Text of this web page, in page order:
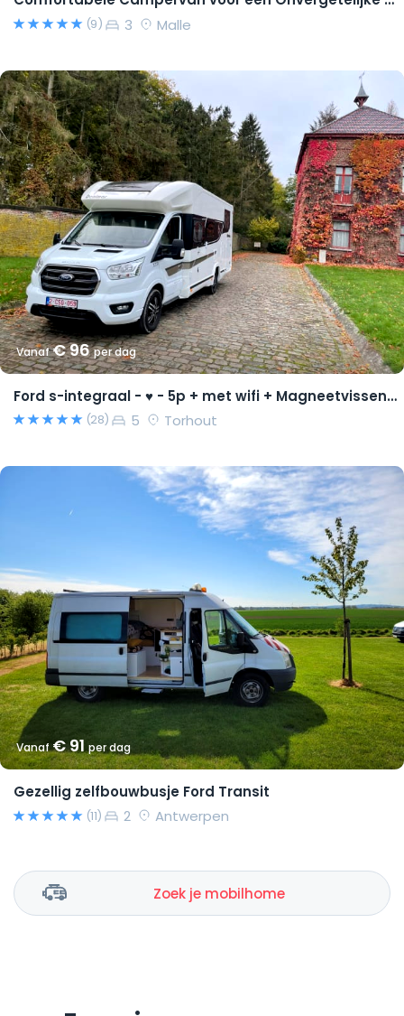
(9) 3 Malle
Vanaf€ 96per dag
Ford s-integraal - ♥ - 5p + met wifi + Magneetvissen PRO pakket
(28) 5 Torhout
Vanaf€ 91per dag
Gezellig zelfbouwbusje Ford Transit
(11) 2 Antwerpen
Zoek je mobilhome